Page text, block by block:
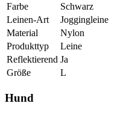
Farbe
Schwarz
Leinen-Art
Joggingleine
Material
Nylon
Produkttyp
Leine
Reflektierend Ja
Größe
L
Hund